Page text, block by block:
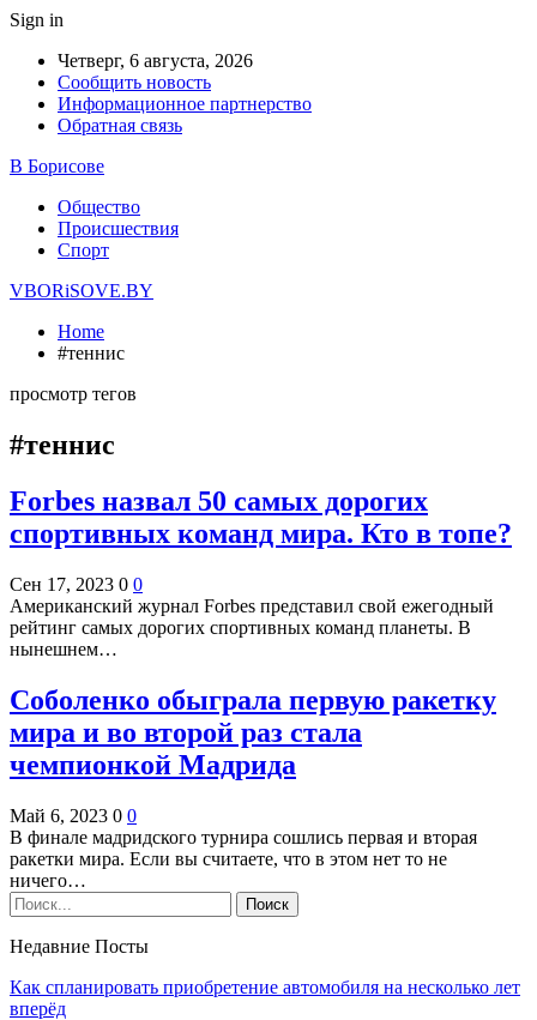
Sign in
Четверг, 6 августа, 2026
Сообщить новость
Информационное партнерство
Обратная связь
В Борисове
Общество
Происшествия
Спорт
VBORiSOVE.BY
Home
#теннис
просмотр тегов
#теннис
Forbes назвал 50 самых дорогих
спортивных команд мира. Кто в топе?
Сен 17, 2023 0 0
Американский журнал Forbes представил свой ежегодный
рейтинг самых дорогих спортивных команд планеты. В
нынешнем…
Соболенко обыграла первую ракетку
мира и во второй раз стала
чемпионкой Мадрида
Май 6, 2023 0 0
В финале мадридского турнира сошлись первая и вторая
ракетки мира. Если вы считаете, что в этом нет то не
ничего…
Недавние Посты
Как спланировать приобретение автомобиля на несколько лет
вперёд